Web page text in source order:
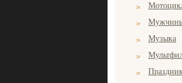
Музыка